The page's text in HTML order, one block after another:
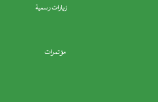
زيارات رسمية
مؤتمرات